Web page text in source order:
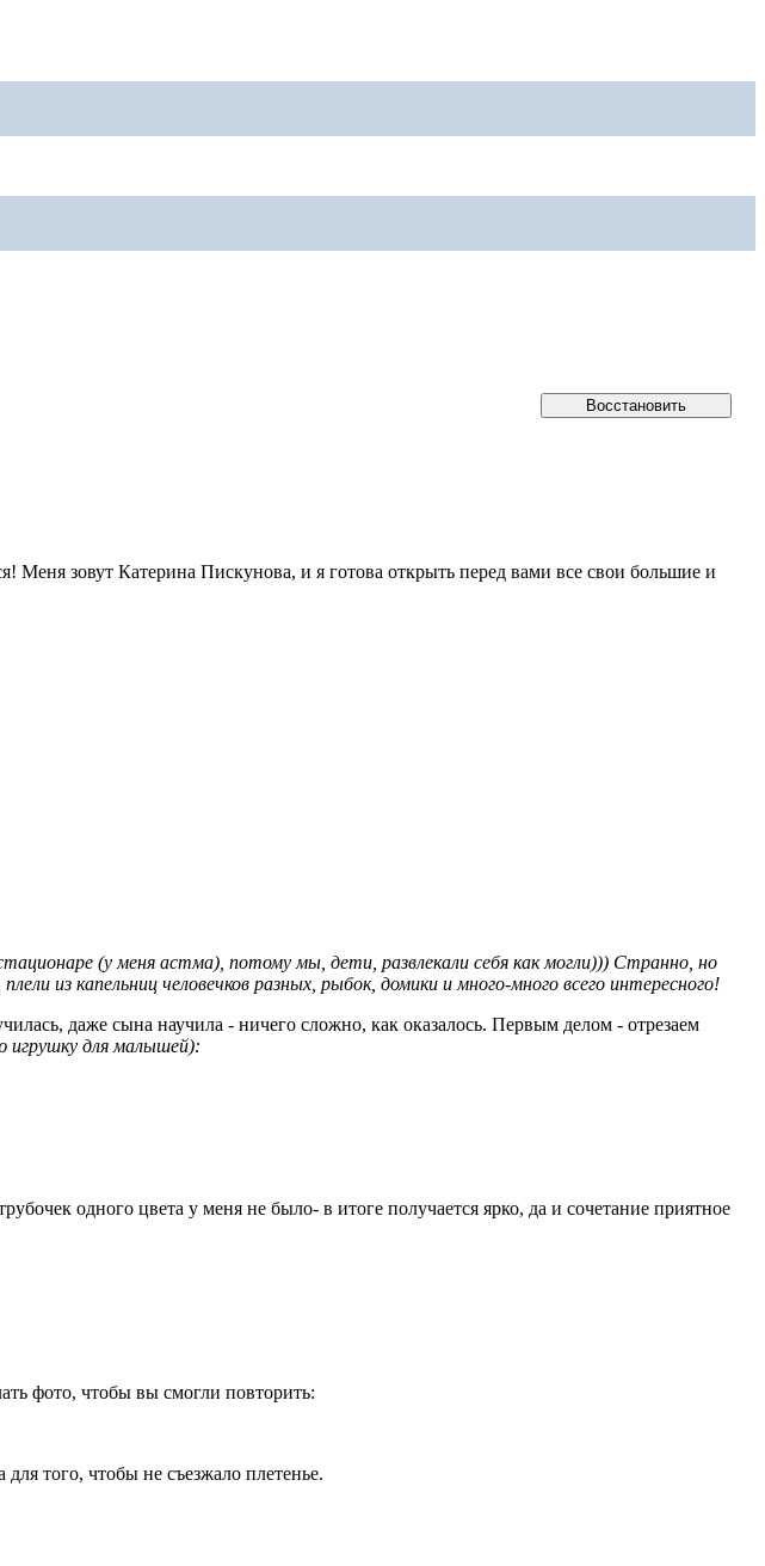
Меня зовут Катерина Пискунова, и я готова открыть перед вами все свои большие и
(у меня астма), потому мы, дети, развлекали себя как могли))) Странно, но
из капельниц человечков разных, рыбок, домики и много-много всего интересного!
даже сына научила - ничего сложно, как оказалось. Первым делом - отрезаем
игрушку для малышей):
одного цвета у меня не было- в итоге получается ярко, да и сочетание приятное
фото, чтобы вы смогли повторить:
того, чтобы не съезжало плетенье.